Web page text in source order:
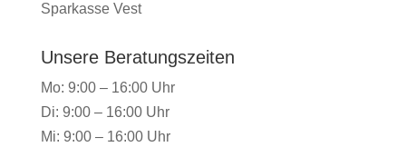
Sparkasse Vest
Unsere Beratungszeiten
Mo: 9:00 – 16:00 Uhr
Di: 9:00 – 16:00 Uhr
Mi: 9:00 – 16:00 Uhr